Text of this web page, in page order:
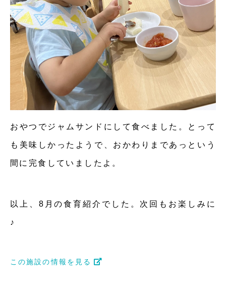
おやつでジャムサンドにして食べました。とって
も美味しかったようで、おかわりまであっという
間に完食していましたよ。
以上、8月の食育紹介でした。次回もお楽しみに
♪
この施設の情報を見る